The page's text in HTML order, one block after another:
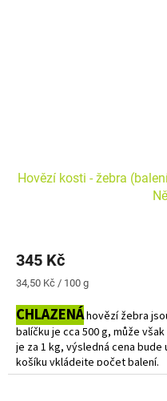
Hovězí kosti - žebra
345 Kč
Měrná
34,50 Kč / 100 g
CHLAZENÁhovězí žebra
balíčku je cca 500 g, může
je za 1 kg, výsledná cena
košíku vkládejte počet balení.